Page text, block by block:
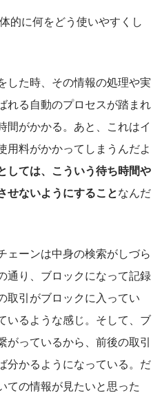
に何をどう使いやすくし
した時、その情報の処理や実
れる自動のプロセスが踏まれ
間がかかる。あと、これはイ
用料がかかってしまうんだよ
しては、こういう待ち時間や
せないようにすることなんだ
ェーンは中身の検索がしづら
通り、ブロックになって記録
取引がブロックに入ってい
いるような感じ。そして、ブ
がっているから、前後の取引
分かるようになっている。だ
ての情報が見たいと思った